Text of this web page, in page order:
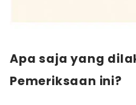
Apa saja yang
Pemeriksaan ini?